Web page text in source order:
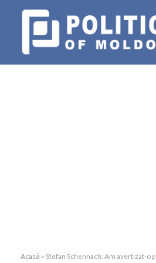
Acasă » Stefan Schennach: Am avertizat-o